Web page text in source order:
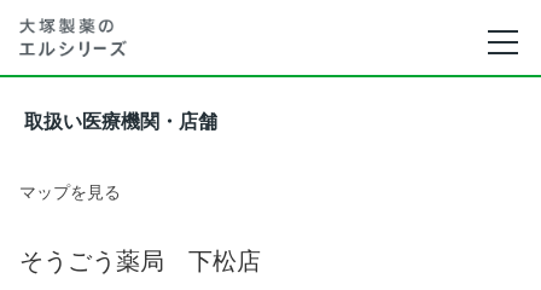
取扱い医療機関・店舗
マップを見る
そうごう薬局 下松店